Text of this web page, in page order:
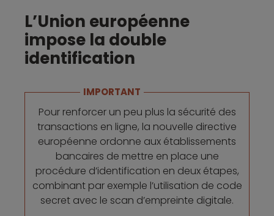
L’Union européenne
impose la double
identification
IMPORTANT
Pour renforcer un peu plus la sécurité des
transactions en ligne, la nouvelle directive
européenne ordonne aux établissements
bancaires de mettre en place une
procédure d’identification en deux étapes,
combinant par exemple l’utilisation de code
secret avec le scan d’empreinte digitale.